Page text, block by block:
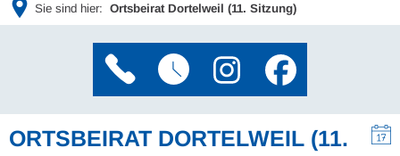
Sie sind hier: Ortsbeirat Dortelweil (11. Sitzung)
ORTSBEIRAT DORTELWEIL (11.